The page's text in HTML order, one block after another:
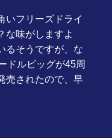
いフリーズドライ
な味がしますよ
るそうですが、な
ドルビッグが45周
売されたので、早